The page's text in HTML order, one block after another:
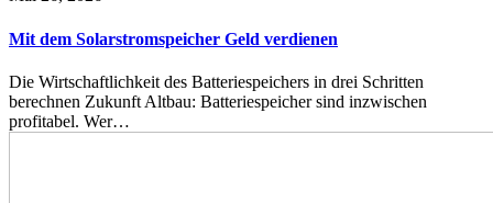
Mit dem Solarstromspeicher Geld verdienen
Die Wirtschaftlichkeit des Batteriespeichers in drei Schritten
berechnen Zukunft Altbau: Batteriespeicher sind inzwischen
profitabel. Wer…